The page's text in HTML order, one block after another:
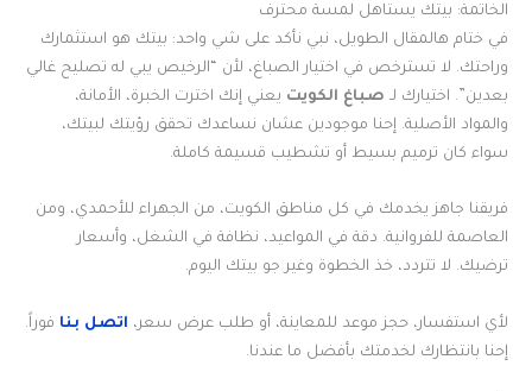
الخاتمة: بيتك يستاهل لمسة محترف
في ختام هالمقال الطويل، نبي نأكد على شي واحد: بيتك هو استثمارك
وراحتك. لا تسترخص في اختيار الصباغ، لأن “الرخيص يبي له تصليح غالي
بعدين”. اختيارك لـ صباغ الكويت يعني إنك اخترت الخبرة، الأمانة،
والمواد الأصلية. إحنا موجودين عشان نساعدك تحقق رؤيتك لبيتك،
سواء كان ترميم بسيط أو تشطيب قسيمة كاملة.
فريقنا جاهز يخدمك في كل مناطق الكويت، من الجهراء للأحمدي، ومن
العاصمة للفروانية. دقة في المواعيد، نظافة في الشغل، وأسعار
ترضيك. لا تتردد، خذ الخطوة وغير جو بيتك اليوم.
لأي استفسار، حجز موعد للمعاينة، أو طلب عرض سعر، اتصل بنا فوراً.
إحنا بانتظارك لخدمتك بأفضل ما عندنا.